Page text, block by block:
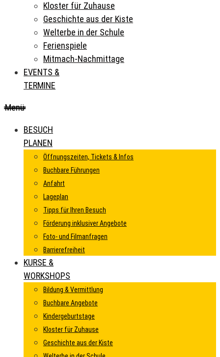
Kloster für Zuhause
Geschichte aus der Kiste
Welterbe in der Schule
Ferienspiele
Mitmach-Nachmittage
EVENTS &
TERMINE
Menü
BESUCH
PLANEN
Öffnungszeiten, Tickets & Infos
Buchbare Führungen
Anfahrt
Lageplan
Tipps für Ihren Besuch
Förderung inklusiver Angebote
Foto- und Filmanfragen
Barrierefreiheit
KURSE &
WORKSHOPS
Bildung & Vermittlung
Buchbare Angebote
Kindergeburtstage
Kloster für Zuhause
Geschichte aus der Kiste